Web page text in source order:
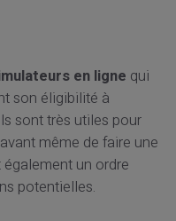
en ligne qui
son éligibilité à
sont très utiles pour
même de faire une
un ordre
potentielles.